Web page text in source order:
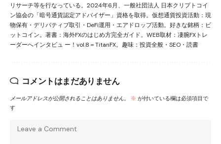
リサーチ等を行なっている。2024年6月、一般社団法人 日本クリプトコイ
ン協会の「暗号通貨認定アドバイザー」資格を取得。仮想通貨投資活動：現
物保有・デリバティブ取引・DeFi運用・エアドロップ活動。好きな銘柄：ビ
ットコイン。著書：海外FXのはじめ方完全ガイド。WEB取材：凄腕FXトレ
ーダーへインタビュ ー！vol.8＝TitanFX。趣味：投資全般・SEO・読書
コメントはまだありません
メールアドレスが公開されることはありません。 ※ が付いている欄は必須項目で
す